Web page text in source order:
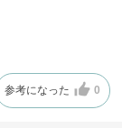
参考になった 0